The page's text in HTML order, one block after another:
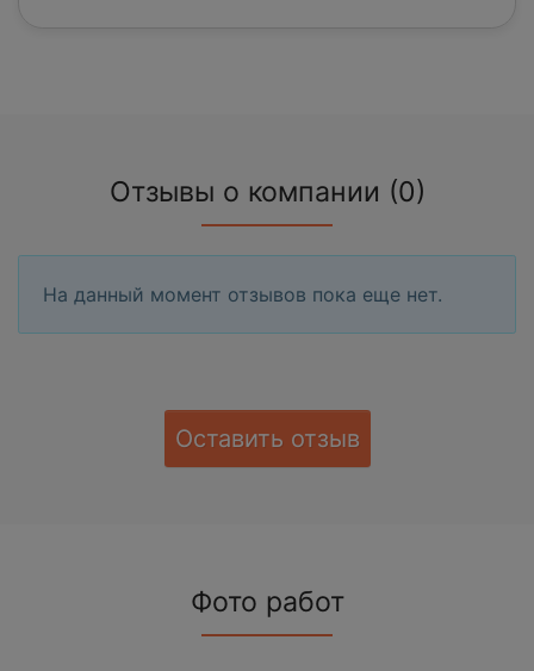
Отзывы о компании (0)
На данный момент отзывов пока еще нет.
Оставить отзыв
Фото работ